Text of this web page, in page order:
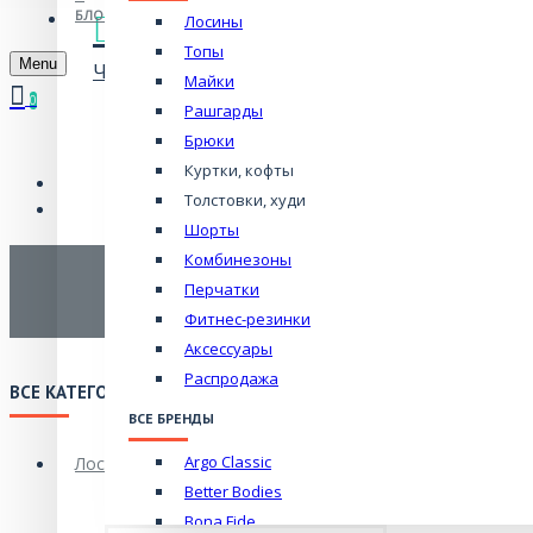
Читать Наш блог
Лосины
Топы
Майки
Рашгарды
Брюки
Куртки, кофты
Толстовки, худи
Шорты
Комбинезоны
Перчатки
Фитнес-резинки
Аксессуары
Распродажа
ВСЕ БРЕНДЫ
Argo Classic
Better Bodies
Bona Fide
БЛОГ
Menu
0
ВСЕ КАТЕГОРИИ
Лосины